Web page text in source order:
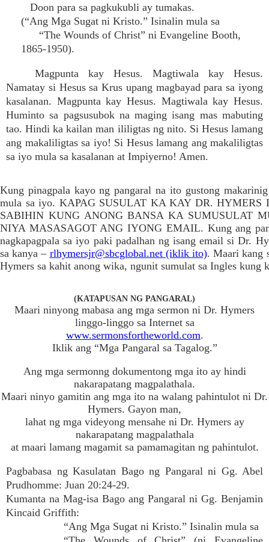
Doon para sa pagkukubli ay tumakas.
(“Ang Mga Sugat ni Kristo.” Isinalin mula sa
“The Wounds of Christ” ni Evangeline Booth,
1865-1950).
Magpunta kay Hesus. Magtiwala kay Hesus.
Namatay si Hesus sa Krus upang magbayad para sa iyong
kasalanan. Magpunta kay Hesus. Magtiwala kay Hesus.
Huminto sa pagsusubok na maging isang mas mabuting
tao. Hindi ka kailan man ililigtas ng nito. Si Hesus lamang
ang makaliligtas sa iyo! Si Hesus lamang ang makaliligtas
sa iyo mula sa kasalanan at Impiyerno! Amen.
Kung pinagpala kayo ng pangaral na ito gustong
mula sa iyo. KAPAG SUSULAT KA KAY DR. HYMERS
SABIHIN KUNG ANONG BANSA KA SUMUSULAT
NIYA MASASAGOT ANG IYONG EMAIL. Kung ang
nagkapagpala sa iyo paki padalhan ng isang email si Dr.
sa kanya – rlhymersjr@sbcglobal.net (iklik ito). Maari kang
Hymers sa kahit anong wika, ngunit sumulat sa Ingles kung
(KATAPUSAN NG PANGARAL)
Maari ninyong mabasa ang mga sermon ni Dr. Hymers
linggo-linggo sa Internet sa
www.sermonsfortheworld.com.
Iklik ang “Mga Pangaral sa Tagalog.”
Ang mga sermonng dokumentong mga ito ay hindi
nakarapatang magpalathala.
Maari ninyo gamitin ang mga ito na walang pahintulot ni Dr.
Hymers. Gayon man,
lahat ng mga videyong mensahe ni Dr. Hymers ay
nakarapatang magpalathala
at maari lamang magamit sa pamamagitan ng pahintulot.
Pagbabasa ng Kasulatan Bago ng Pangaral ni Gg. Abel
Prudhomme: Juan 20:24-29.
Kumanta na Mag-isa Bago ang Pangaral ni Gg. Benjamin
Kincaid Griffith:
“Ang Mga Sugat ni Kristo.” Isinalin mula sa